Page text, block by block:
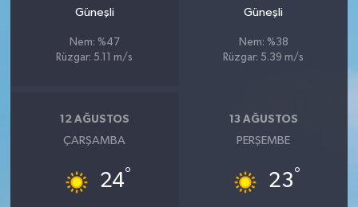
Güneşli
Nem: %47
Rüzgar: 5.11 m/s
Güneşli
Nem: %38
Rüzgar: 5.39 m/s
12 AĞUSTOS
ÇARŞAMBA
24°
13 AĞUSTOS
PERŞEMBE
23°